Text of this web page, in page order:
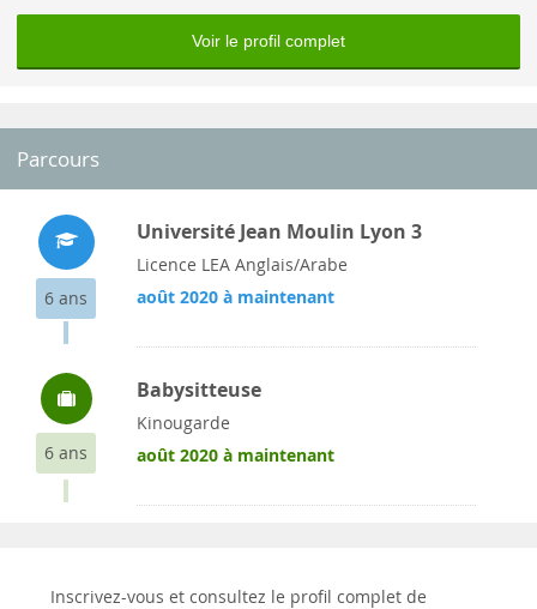
Voir le profil complet
Parcours
6 ans
Université Jean Moulin Lyon 3
Licence LEA Anglais/Arabe
août 2020 à maintenant
6 ans
Babysitteuse
Kinougarde
août 2020 à maintenant
Inscrivez-vous et consultez le profil complet de